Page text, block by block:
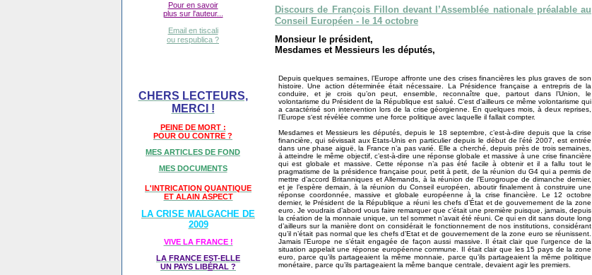
Pour en savoir
plus sur l'auteur...
Email en tiscali
ou respublica ?
CHERS LECTEURS,
MERCI !
PEINE DE MORT :
POUR OU CONTRE ?
MES ARTICLES DE FOND
MES DOCUMENTS
L'INTRICATION QUANTIQUE
ET ALAIN ASPECT
LA CRISE MALGACHE DE
2009
VIVE LA FRANCE !
LA FRANCE EST-ELLE
UN PAYS LIBÉRAL ?
Discours de François Fillon devant l’Assemblée nationale préalable au
Conseil Européen - le 14 octobre
Monsieur le président,
Mesdames et Messieurs les députés,
Depuis quelques semaines, l’Europe affronte une des crises financières les plus graves de son
histoire. Une action déterminée était nécessaire. La Présidence française a entrepris de la
conduire, et je crois qu’on peut, ensemble, reconnaître que, partout dans l’Union, le
volontarisme du Président de la République est salué. C’est d’ailleurs ce même volontarisme qui
a caractérisé son intervention lors de la crise géorgienne. En quelques mois, à deux reprises,
l’Europe s‘est révélée comme une force politique avec laquelle il fallait compter.
Mesdames et Messieurs les députés, depuis le 18 septembre, c’est-à-dire depuis que la crise
financière, qui sévissait aux Etats-Unis en particulier depuis le début de l’été 2007, est entrée
dans une phase aiguë, la France n’a pas varié. Elle a cherché, depuis près de trois semaines,
à atteindre le même objectif, c’est-à-dire une réponse globale et massive à une crise financière
qui est globale et massive. Cette réponse n’a pas été facile à obtenir et il a fallu tout le
pragmatisme de la présidence française pour, petit à petit, de la réunion du G4 qui a permis de
mettre d’accord Britanniques et Allemands, à la réunion de l’Eurogroupe de dimanche dernier,
et je l’espère demain, à la réunion du Conseil européen, aboutir finalement à construire une
réponse coordonnée, massive et globale européenne à la crise financière. Le 12 octobre
dernier, le Président de la République a réuni les chefs d’État et de gouvernement de la zone
euro. Je voudrais d’abord vous faire remarquer que c’était une première puisque, jamais, depuis
la création de la monnaie unique, un tel sommet n’avait été réuni. Ce qui en dit sans doute long
d’ailleurs sur la manière dont on considérait le fonctionnement de nos institutions, considérant
qu’il n’était pas normal que les chefs d’Etat et de gouvernement de la zone euro se réunissent.
Jamais l’Europe ne s’était engagée de façon aussi massive. Il était clair que l’urgence de la
situation appelait une réponse européenne commune. Il était clair que les 15 pays de la zone
euro, parce qu’ils partageaient la même monnaie, parce qu’ils partageaient la même politique
monétaire, parce qu’ils partageaient la même banque centrale, devaient agir les premiers.